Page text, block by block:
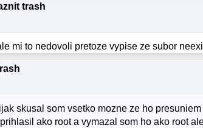
trash
mi to nedovoli pretoze vypise ze subor
skusal som vsetko mozne ze ho
ako root a vymazal som ho ako root